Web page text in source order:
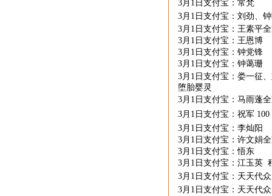
3月 1 日支付宝：常梵
3月 1 日支付宝：刘劲、
3月 1 日支付宝：王素平
3月 1 日支付宝：王恩博
3月 1 日支付宝：钟党锋
3月 1 日支付宝：钟蔼珊
3月 1 日支付宝：娄一征
堕胎婴灵
3月 1 日支付宝：马雨蓬
3月 1 日支付宝：祝军 100
3月 1 日支付宝：李灿阳
3月 1 日支付宝：许文娟
3月 1 日支付宝：悟东
3月 1 日支付宝：江玉英
3月 1 日支付宝：天天代
3月 1 日支付宝：天天代